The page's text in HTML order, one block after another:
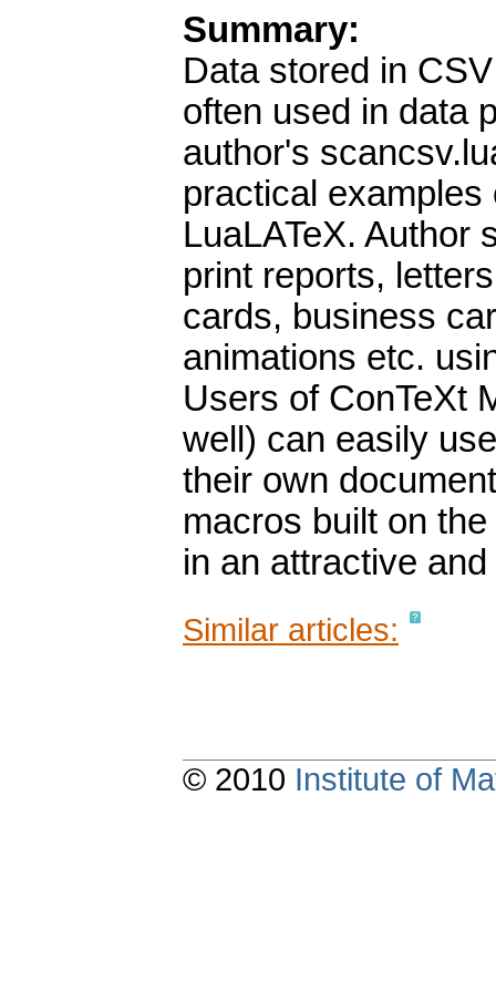
Summary:
Data stored in
often used in data
author's
practical
LuaLATeX. Author
print reports,
cards, business
animations etc.
Users of ConTeXt
well) can easily
their own
macros built on
in an attractive
Similar articles:
© 2010 Institute of